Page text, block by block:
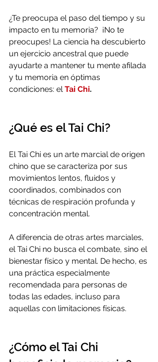
¿Te preocupa el paso del tiempo y su
impacto en tu memoria?  ¡No te
preocupes! La ciencia ha descubierto
un ejercicio ancestral que puede
ayudarte a mantener tu mente afilada
y tu memoria en óptimas
condiciones: el Tai Chi.
¿Qué es el Tai Chi?
El Tai Chi es un arte marcial de origen
chino que se caracteriza por sus
movimientos lentos, fluidos y
coordinados, combinados con
técnicas de respiración profunda y
concentración mental.
A diferencia de otras artes marciales,
el Tai Chi no busca el combate, sino el
bienestar físico y mental. De hecho, es
una práctica especialmente
recomendada para personas de
todas las edades, incluso para
aquellas con limitaciones físicas.
¿Cómo el Tai Chi